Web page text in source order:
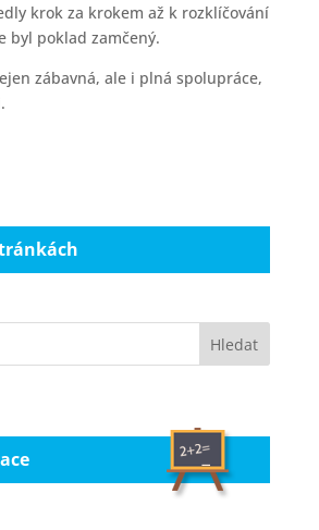
krok za krokem až k rozklíčování
byl poklad zamčený.
zábavná, ale i plná spolupráce,